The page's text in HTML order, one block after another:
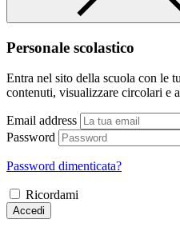
Personale scolastico
Entra nel sito della scuola con le
contenuti, visualizzare circolari e
Email address
Password
Password dimenticata?
Ricordami
Accedi